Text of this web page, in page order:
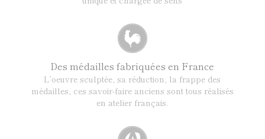
Des médailles fabriquées en France
L’oeuvre sculptée, sa réduction, la frappe des
médailles, ces savoir-faire anciens sont tous réalisés
en atelier français.